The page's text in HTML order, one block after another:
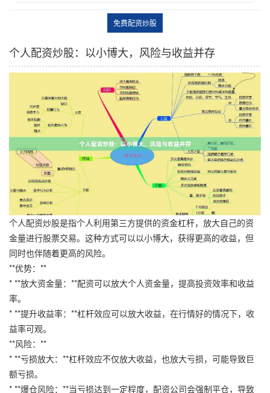
免费配资炒股
个人配资炒股：以小博大，风险与收益并存
个人配资炒股是指个人利用第三方提供的资金杠杆，放大自己的资
金量进行股票交易。这种方式可以以小博大，获得更高的收益，但
同时也伴随着更高的风险。
**优势：**
* **放大资金量：**配资可以放大个人资金量，提高投资效率和收益
率。
* **提升收益率：**杠杆效应可以放大收益，在行情好的情况下，收
益率可观。
**风险：**
* **亏损放大：**杠杆效应不仅放大收益，也放大亏损，可能导致巨
额亏损。
* **爆仓风险：**当亏损达到一定程度，配资公司会强制平仓，导致